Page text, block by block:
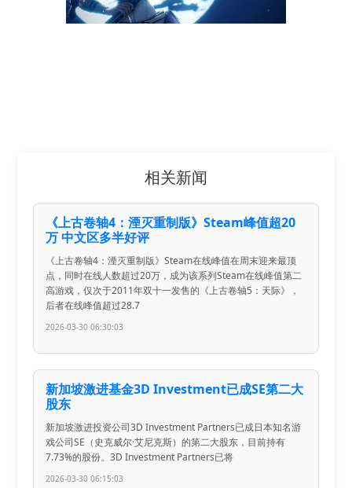
相关新闻
《上古卷轴4：湮灭重制版》Steam峰值超20
万 中文区多半好评
《上古卷轴4：湮灭重制版》Steam在线峰值在周末迎来最顶
点，同时在线人数超过20万，成为该系列Steam在线峰值第二
高游戏，仅次于2011年双十一发售的《上古卷轴5：天际》，
后者在线峰值超过28.7
2026-03-30 06:30:03
新加坡激进基金3D Investment已成SE第二大
股东
新加坡激进投资公司3D Investment Partners已成日本知名游
戏公司SE（史克威尔·艾尼克斯）的第二大股东，目前持有
7.73%的股份。3D Investment Partners已将
2026-03-30 06:15:03